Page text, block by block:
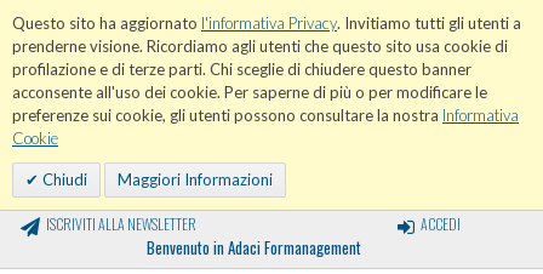
Questo sito ha aggiornato l'informativa Privacy. Invitiamo tutti gli utenti a
prenderne visione. Ricordiamo agli utenti che questo sito usa cookie di
profilazione e di terze parti. Chi sceglie di chiudere questo banner
acconsente all'uso dei cookie. Per saperne di più o per modificare le
preferenze sui cookie, gli utenti possono consultare la nostra Informativa
Cookie
Chiudi Maggiori Informazioni
ISCRIVITI ALLA NEWSLETTER
Benvenuto in Adaci Formanagement
ACCEDI